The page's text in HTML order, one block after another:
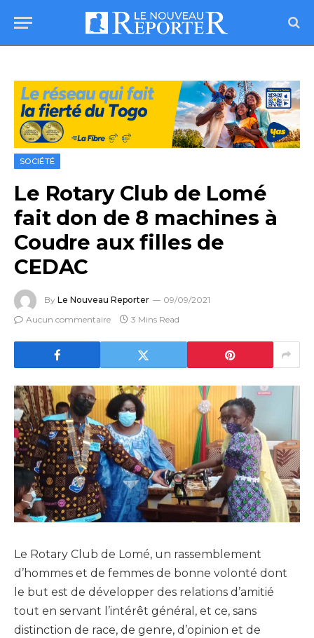
SOCIÉTÉ
Le Rotary Club de Lomé
fait don de 8 machines à
Coudre aux filles de
CEDAC
By Le Nouveau Reporter
09/09/2021
Aucun commentaire
3 Mins Read
Le Rotary Club de Lomé, un rassemblement
d’hommes et de femmes de bonne volonté dont
le but est de développer des relations d’amitié
tout en servant l’intérêt général, et ce, sans
distinction de race, de genre, d’opinion et de